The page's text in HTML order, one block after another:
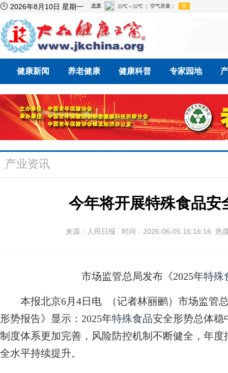
 2026年8月10日 星期一
健康新闻 养老健康 健康科普 专家园地
产业资讯
今年将开展特殊食品安
来源：人民日报 时间：2026-06-05 16:16:16 热
市场监管总局发布《2025年特殊
本报北京6月4日电 （记者林丽鹂）市场监管总
形势报告》显示：2025年特殊食品安全形势总体稳
制度体系更加完善，风险防控机制不断健全，年
全水平持续提升。